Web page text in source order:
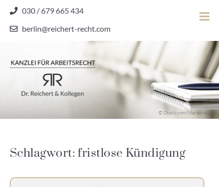
content
030 / 679 665 434
berlin@reichert-recht.com
Dr.
Reichert
Arbeitsrecht
© iStock.com/Mariakray
Schlagwort: fristlose Kündigung